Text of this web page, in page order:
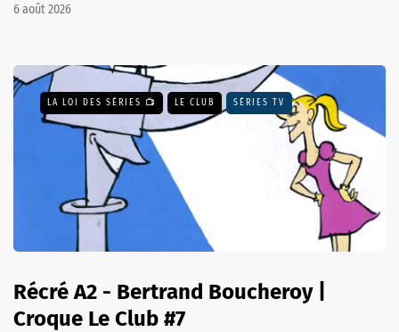
6 août 2026
LA LOI DES SÉRIES 📺 LE CLUB SÉRIES TV
Récré A2 - Bertrand Boucheroy |
Croque Le Club #7